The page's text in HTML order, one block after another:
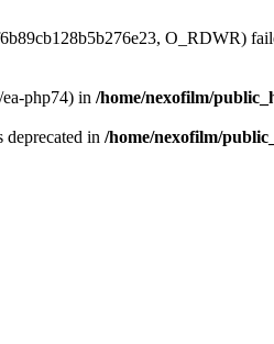
O_RDWR)
php74) in /home/nexofilm/
in /home/nexofilm/